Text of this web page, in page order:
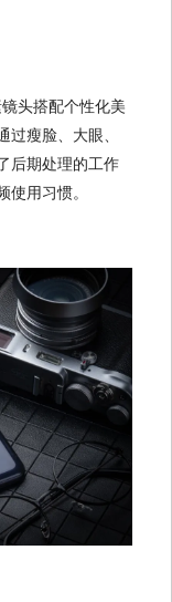
头搭配个性化美
过瘦脸、大眼、
后期处理的工作
使用习惯。